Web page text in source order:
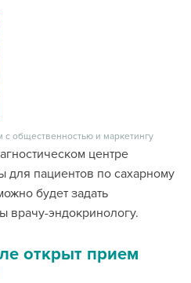
с общественностью и маркетингу
центре
для пациентов по сахарному
будет задать
врачу-эндокринологу.
открыт прием